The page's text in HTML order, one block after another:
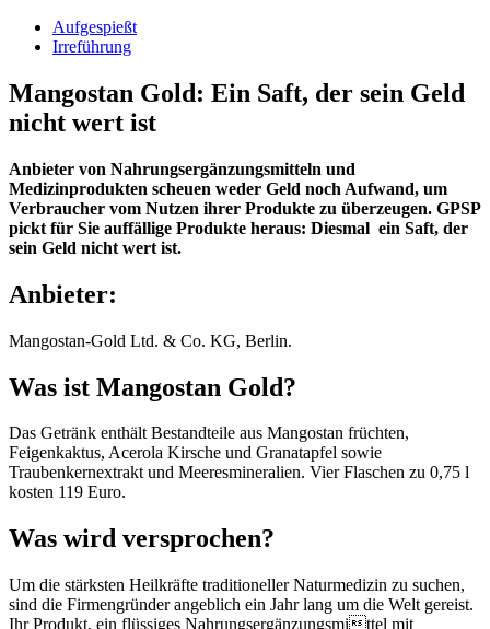
Aufgespießt
Irreführung
Mangostan Gold: Ein Saft, der sein Geld
nicht wert ist
Anbieter von Nahrungsergänzungsmitteln und
Medizinprodukten scheuen weder Geld noch Aufwand, um
Verbraucher vom Nutzen ihrer Produkte zu überzeugen. GPSP
pickt für Sie auffällige Produkte heraus: Diesmal ein Saft, der
sein Geld nicht wert ist.
Anbieter:
Mangostan-Gold Ltd. & Co. KG, Berlin.
Was ist Mangostan Gold?
Das Getränk enthält Bestandteile aus Mangostan früchten,
Feigenkaktus, Acerola Kirsche und Granatapfel sowie
Traubenkernextrakt und Meeresmineralien. Vier Flaschen zu 0,75 l
kosten 119 Euro.
Was wird versprochen?
Um die stärksten Heilkräfte traditioneller Naturmedizin zu suchen,
sind die Firmengründer angeblich ein Jahr lang um die Welt gereist.
Ihr Produkt, ein flüssiges Nahrungsergänzungsmittel mit